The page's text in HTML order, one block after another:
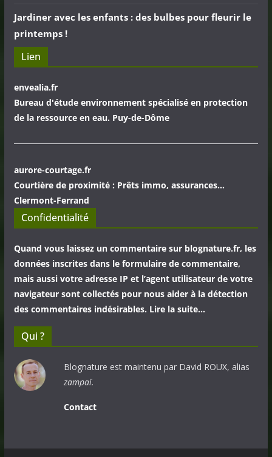
Jardiner avec les enfants : des bulbes pour fleurir le
printemps !
Lien
envealia.fr
Bureau d'étude environnement spécialisé en protection
de la ressource en eau. Puy-de-Dôme
aurore-courtage.fr
Courtière de proximité : Prêts immo, assurances...
Clermont-Ferrand
Confidentialité
Quand vous laissez un commentaire sur blognature.fr, les
données inscrites dans le formulaire de commentaire,
mais aussi votre adresse IP et l’agent utilisateur de votre
navigateur sont collectés pour nous aider à la détection
des commentaires indésirables. Lire la suite…
Qui ?
Blognature est maintenu par David ROUX, alias
zampaï.
Contact